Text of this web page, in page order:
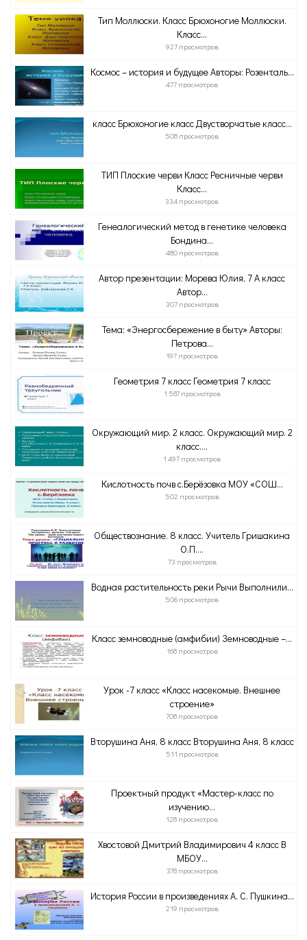
Тип Моллюски. Класс Брюхоногие Моллюски.
Класс...
927 просмотров
Космос – история и будущее Авторы: Розенталь...
477 просмотров
класс Брюхоногие класс Двустворчатые класс...
508 просмотров
ТИП Плоские черви Класс Ресничные черви
Класс...
334 просмотров
Генеалогический метод в генетике человека
Бондина...
480 просмотров
Автор презентации: Морева Юлия, 7 А класс
Автор...
307 просмотров
Тема: «Энергосбережение в быту» Авторы:
Петрова...
197 просмотров
Геометрия 7 класс Геометрия 7 класс
1 587 просмотров
Окружающий мир. 2 класс. Окружающий мир. 2
класс....
1 497 просмотров
Кислотность почв с.Берёзовка МОУ «СОШ...
502 просмотров
Обществознание. 8 класс. Учитель Гришакина
О.П....
73 просмотров
Водная растительность реки Рычи Выполнили...
506 просмотров
Класс земноводные (амфибии) Земноводные –...
168 просмотров
Урок -7 класс «Класс насекомые. Внешнее
строение»
708 просмотров
Вторушина Аня, 8 класс Вторушина Аня, 8 класс
511 просмотров
Проектный продукт «Мастер-класс по
изучению...
128 просмотров
Хвостовой Дмитрий Владимирович 4 класс В
МБОУ...
378 просмотров
История России в произведениях А. С. Пушкина...
219 просмотров